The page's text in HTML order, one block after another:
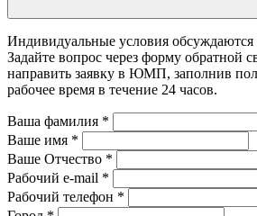
Индивидуальные условия
Задайте вопрос через форму обратной
направить заявку в ЮМП, заполнив
рабочее время в течение 24 часов.
Ваша фамилия *
Ваше имя *
Ваше Отчество *
Рабочий e-mail *
Рабочий телефон *